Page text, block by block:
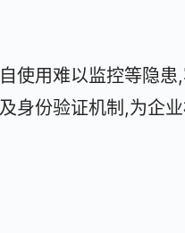
使用难以监控等隐
身份验证机制,为企